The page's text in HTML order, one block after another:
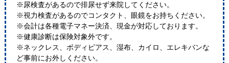
※尿検査があるので排尿せず来院してください。
※視力検査があるのでコンタクト、眼鏡をお持ちください。
※会計は各種電子マネー決済、現金が対応しております。
※健康診断は保険対象外です。
※ネックレス、ボディピアス、湿布、カイロ、エレキバンな
ど事前にお外しください。